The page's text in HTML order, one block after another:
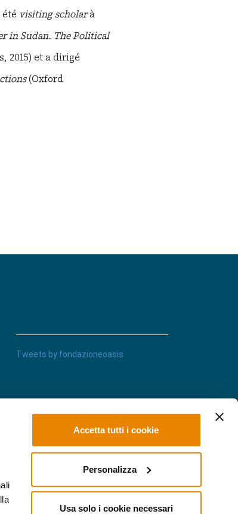
Accetta tutti i cookie
Personalizza
Usa solo i cookie necessari
visiting scholarà
in Sudan. The Political
2015) et a dirigé
(Oxford
Tweets by fondazioneoasis